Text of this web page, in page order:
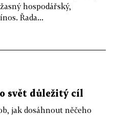
hospodářský,
Řada...
svět důležitý cíl
jak dosáhnout něčeho